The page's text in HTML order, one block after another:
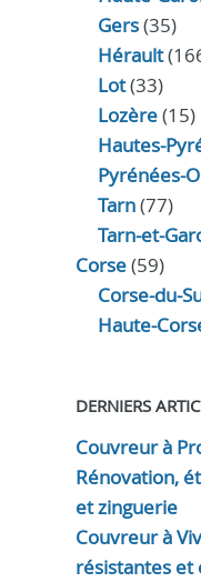
Gers(35)
Hérault
Lot(33)
Lozère(15)
Hautes-
Pyrénées-
Tarn(77)
Tarn-et-
Corse(59)
Corse-du-
Haute-
DERNIERS
Couvreur à
Rénovation,
et zinguerie
Couvreur à
résistantes